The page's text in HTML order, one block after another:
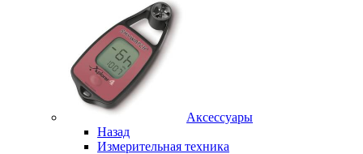
Аксессуары
Назад
Измерительная техника